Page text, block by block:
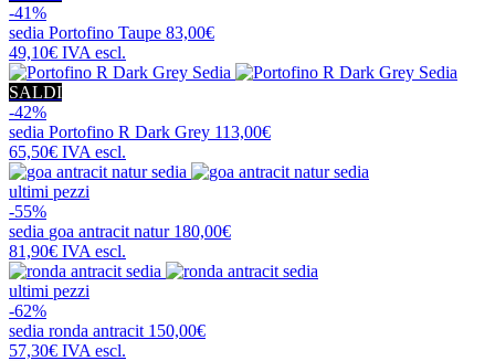
-41%
sedia Portofino Taupe 83,00€
49,10€ IVA escl.
SALDI
-42%
sedia Portofino R Dark Grey 113,00€
65,50€ IVA escl.
ultimi pezzi
-55%
sedia goa antracit natur 180,00€
81,90€ IVA escl.
ultimi pezzi
-62%
sedia ronda antracit 150,00€
57,30€ IVA escl.